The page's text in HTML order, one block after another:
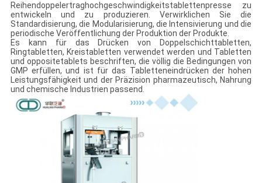
Reihendoppelertraghochgeschwindigkeitstablettenpresse zu
entwickeln und zu produzieren. Verwirklichen Sie die
Standardisierung, die Modularisierung, die Intensivierung und die
periodische Veröffentlichung der Produktion der Produkte.
Es kann für das Drücken von Doppelschichttabletten,
Ringtabletten, Kreistabletten verwendet werden und Tabletten
und oppositetablets beschriften, die völlig die Bedingungen von
GMP erfüllen, und ist für das Tabletteneindrücken der hohen
Leistungsfähigkeit und der Präzision pharmazeutisch, Nahrung
und chemische Industrien passend.